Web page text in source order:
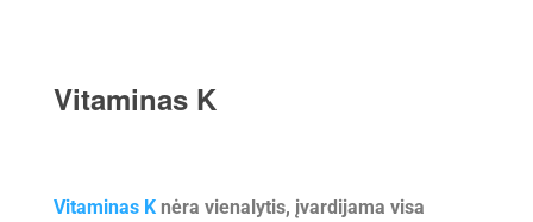
Vitaminas K
Vitaminas K nėra vienalytis, įvardijama visa